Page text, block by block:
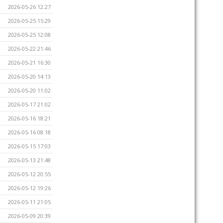
2026-05-26 12:27
2026-05-25 15:29
2026-05-25 12:08
2026-05-22 21:46
2026-05-21 16:30
2026-05-20 14:13
2026-05-20 11:02
2026-05-17 21:02
2026-05-16 18:21
2026-05-16 08:18
2026-05-15 17:03
2026-05-13 21:48
2026-05-12 20:55
2026-05-12 19:26
2026-05-11 21:05
2026-05-09 20:39